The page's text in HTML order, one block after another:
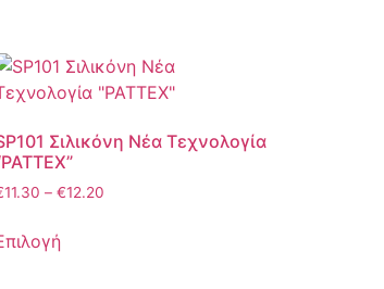
Σιλικόνη Νέα Τεχνολογία
11.30 – €12.20